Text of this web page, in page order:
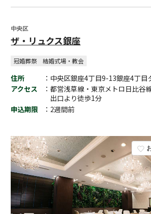
中央区
ザ・リュクス銀座
冠婚葬祭 結婚式場・教会
住所
：中央区銀座4丁目9-13銀座4丁目
アクセス
：都営浅草線・東京メトロ日比谷
出口より徒歩1分
申込期限
：2週間前